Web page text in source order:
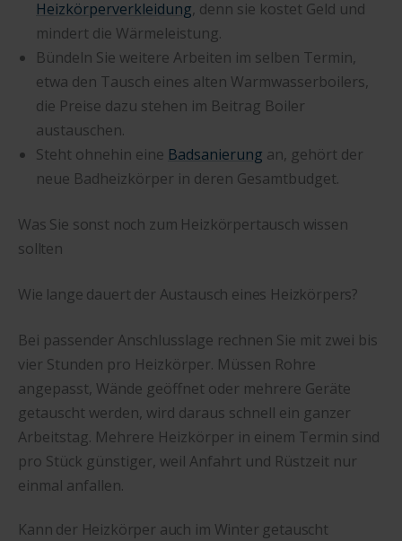
Heizkörperverkleidung, denn sie kostet Geld und
mindert die Wärmeleistung.
Bündeln Sie weitere Arbeiten im selben Termin,
etwa den Tausch eines alten Warmwasserboilers,
die Preise dazu stehen im Beitrag Boiler
austauschen.
Steht ohnehin eine Badsanierung an, gehört der
neue Badheizkörper in deren Gesamtbudget.
Was Sie sonst noch zum Heizkörpertausch wissen
sollten
Wie lange dauert der Austausch eines Heizkörpers?
Bei passender Anschlusslage rechnen Sie mit zwei bis
vier Stunden pro Heizkörper. Müssen Rohre
angepasst, Wände geöffnet oder mehrere Geräte
getauscht werden, wird daraus schnell ein ganzer
Arbeitstag. Mehrere Heizkörper in einem Termin sind
pro Stück günstiger, weil Anfahrt und Rüstzeit nur
einmal anfallen.
Kann der Heizkörper auch im Winter getauscht